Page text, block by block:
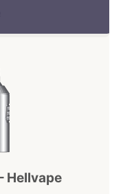
Hellvape